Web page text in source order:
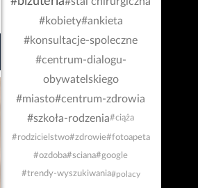
#kobiety#ankieta
#konsultacje-spoleczne
#centrum-dialogu-
obywatelskiego
#miasto#centrum-zdrowia
#szkoła-rodzenia#ciąża
#rodzicielstwo#zdrowie#fotoapeta
#ozdoba#sciana#google
#trendy-wyszukiwania#polacy